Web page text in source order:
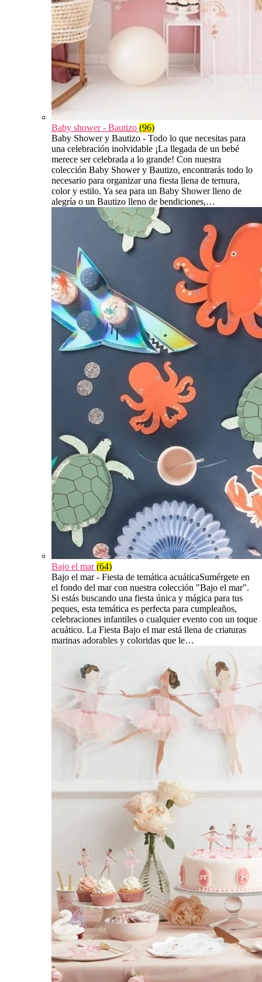
Baby shower - Bautizo (96)
Baby Shower y Bautizo - Todo lo que necesitas para
una celebración inolvidable ¡La llegada de un bebé
merece ser celebrada a lo grande! Con nuestra
colección Baby Shower y Bautizo, encontrarás todo lo
necesario para organizar una fiesta llena de ternura,
color y estilo. Ya sea para un Baby Shower lleno de
alegría o un Bautizo lleno de bendiciones,…
Bajo el mar(64)
Bajo el mar - Fiesta de temática acuáticaSumérgete en
el fondo del mar con nuestra colección "Bajo el mar".
Si estás buscando una fiesta única y mágica para tus
peques, esta temática es perfecta para cumpleaños,
celebraciones infantiles o cualquier evento con un toque
acuático. La Fiesta Bajo el mar está llena de criaturas
marinas adorables y coloridas que le…